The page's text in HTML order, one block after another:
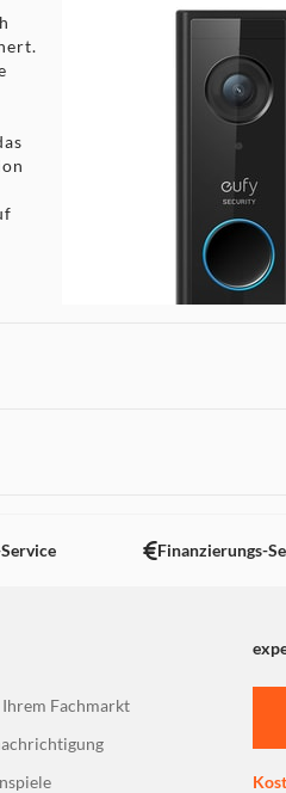
nur Sie allein auf einer SD-
Finanzierungs-
Fachmarkt